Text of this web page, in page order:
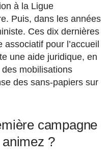
à la Ligue
Puis, dans les années
Ces dix dernières
associatif pour l’accueil
une aide juridique, en
mobilisations
des sans-papiers sur
campagne
?